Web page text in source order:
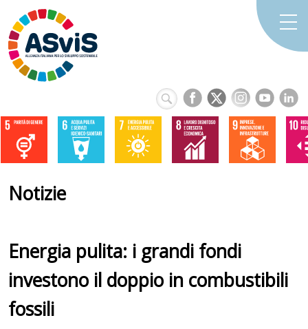
Notizie
Energia pulita: i grandi fondi
investono il doppio in combustibili
fossili